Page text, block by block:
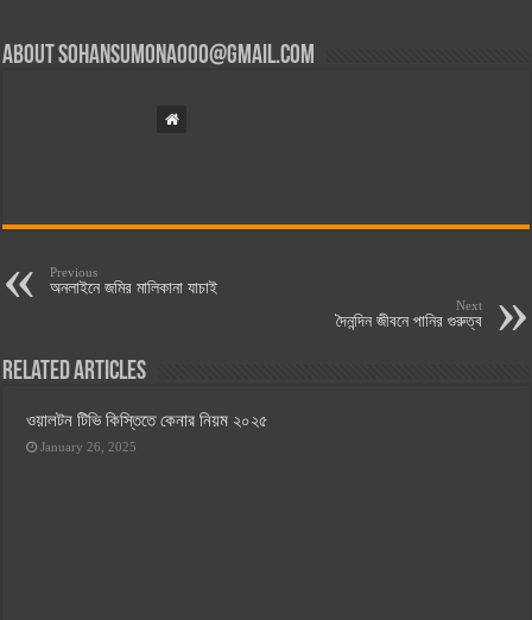
Aboutsohansumona000@gmail.com
Previous
অনলাইনে জমির মালিকানা যাচাই
Next
দৈনন্দিন জীবনে পানির গুরুত্ব
Related Articles
ওয়ালটন টিভি কিস্তিতে কেনার নিয়ম ২০২৫
January 26, 2025